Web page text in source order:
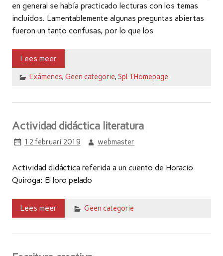
en general se había practicado lecturas con los temas
incluídos. Lamentablemente algunas preguntas abiertas
fueron un tanto confusas, por lo que los
Lees meer
Exámenes, Geen categorie, SpLTHomepage
Actividad didáctica literatura
12 februari 2019 webmaster
Actividad didáctica referida a un cuento de Horacio
Quiroga: El loro pelado
Lees meer Geen categorie